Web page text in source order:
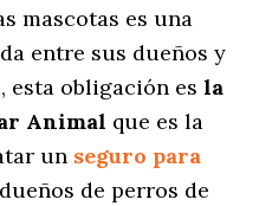
mascotas es una
entre sus dueños y
esta obligación esla
Animal que es la
un seguro para
de perros de